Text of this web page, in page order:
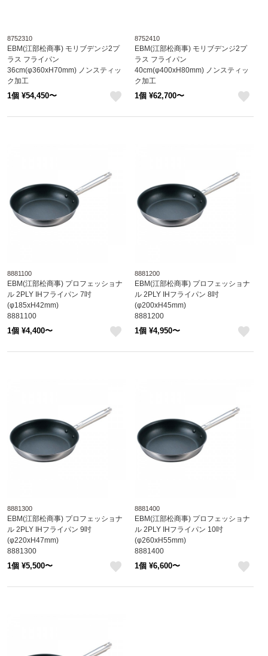
8752310
EBM(江部松商事) モリブデンジ2プ
ラス フライパン
36cm(φ360xH70mm) ノンスティッ
ク加工
8752310
1個 ¥54,450〜
8752410
EBM(江部松商事) モリブデンジ2プ
ラス フライパン
40cm(φ400xH80mm) ノンスティッ
ク加工
8752410
1個 ¥62,700〜
8881100
EBM(江部松商事) プロフェッショナ
ル 2PLY IHフライパン 7吋
(φ185xH42mm)
8881100
1個 ¥4,400〜
8881200
EBM(江部松商事) プロフェッショナ
ル 2PLY IHフライパン 8吋
(φ200xH45mm)
8881200
1個 ¥4,950〜
8881300
EBM(江部松商事) プロフェッショナ
ル 2PLY IHフライパン 9吋
(φ220xH47mm)
8881300
1個 ¥5,500〜
8881400
EBM(江部松商事) プロフェッショナ
ル 2PLY IHフライパン 10吋
(φ260xH55mm)
8881400
1個 ¥6,600〜